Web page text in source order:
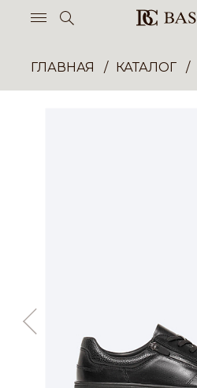
ГЛАВНАЯ КАТАЛОГ